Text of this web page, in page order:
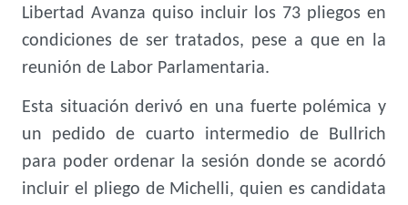
Libertad Avanza quiso incluir los 73 pliegos en
condiciones de ser tratados, pese a que en la
reunión de Labor Parlamentaria.
Esta situación derivó en una fuerte polémica y
un pedido de cuarto intermedio de Bullrich
para poder ordenar la sesión donde se acordó
incluir el pliego de Michelli, quien es candidata